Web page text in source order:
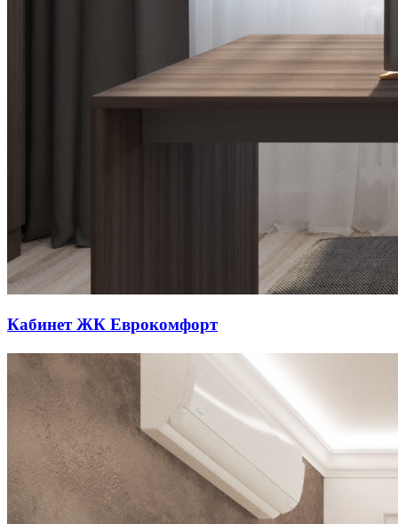
Кабинет ЖК Еврокомфорт